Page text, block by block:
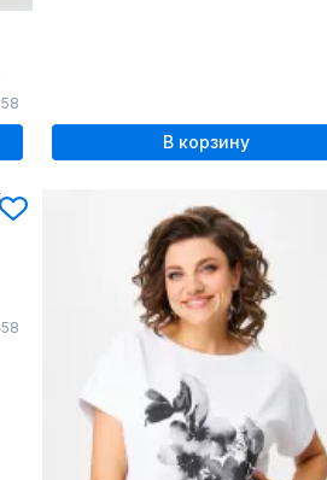
58
В корзину
58